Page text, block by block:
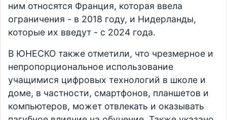
ним относятся Франция, которая ввела
ограничения - в 2018 году, и Нидерланды,
которые их введут - с 2024 года.
В ЮНЕСКО также отметили, что чрезмерное и
непропорциональное использование
учащимися цифровых технологий в школе и
доме, в частности, смартфонов, планшетов и
компьютеров, может отвлекать и оказывать